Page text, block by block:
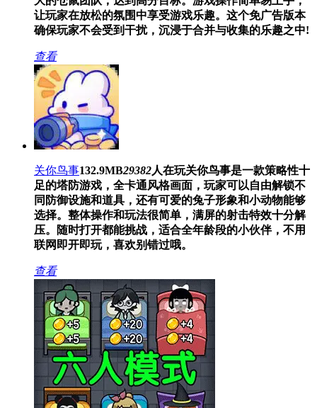
让玩家在放松的氛围中享受游戏乐趣。这个免广告版本
确保玩家不会受到干扰，沉浸于合并与收集的乐趣之中!
查看
关你鸟事132.9MB29382人在玩关你鸟事是一款策略性十
足的塔防游戏，全卡通风格画面，玩家可以自由解锁不
同防御设施和道具，还有可爱的兔子形象和小动物能够
选择。整体操作和玩法很简单，满屏的射击特效十分解
压。随时打开都能挑战，适合全年龄段的小伙伴，不用
联网即开即玩，喜欢别错过哦。
查看